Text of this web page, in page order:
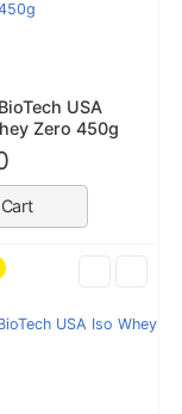
USA
Zero 450g